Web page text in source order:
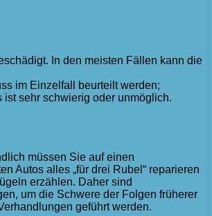
In den meisten Fällen kann die
im Einzelfall beurteilt werden;
sehr schwierig oder unmöglich.
müssen Sie auf einen
Autos alles „für drei Rubel“ reparieren
erzählen. Daher sind
um die Schwere der Folgen früherer
geführt werden.